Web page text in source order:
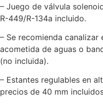
– Juego de válvula
R-449/R-134a incluido.
– Se recomienda canalizar
acometida de aguas o
(no incluida).
– Estantes regulables en
precios de 40 mm